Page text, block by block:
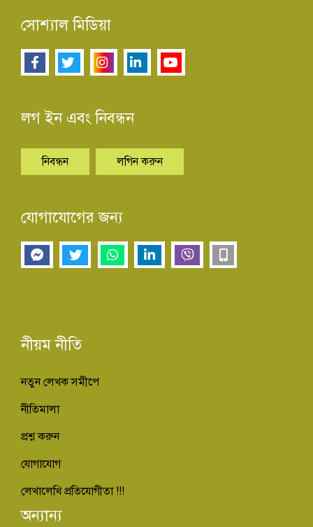
সোশ্যাল মিডিয়া
লগ ইন এবং নিবন্ধন
নিবন্ধন লগিন করুন
যোগাযোগের জন্য
নীয়ম নীতি
নতুন লেখক সমীপে
নীতিমালা
প্রশ্ন করুন
যোগাযোগ
লেখালেখি প্রতিযোগীতা !!!
অন্যান্য